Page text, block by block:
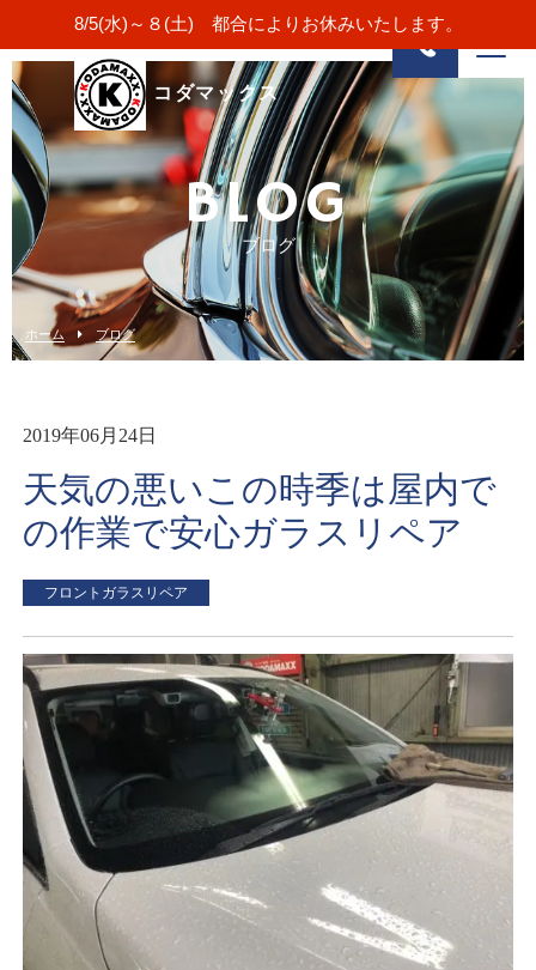
8/5(水)～８(土) 都合によりお休みいたします。
コダマックス
BLOG
ブログ
ホーム ブログ
2019年06月24日
天気の悪いこの時季は屋内で
の作業で安心ガラスリペア
フロントガラスリペア